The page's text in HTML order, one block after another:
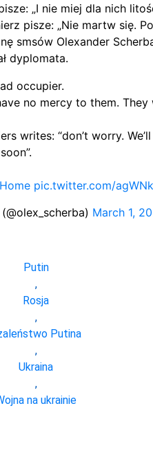
„I nie miej dla nich
pisze: „Nie martw się.
smsów Olexander
dyplomata.
occupier.
no mercy to them. They
writes: “don’t worry.
pic.twitter.com/
March 1,
Putin
,
Rosja
,
Putina
,
Ukraina
,
na ukrainie